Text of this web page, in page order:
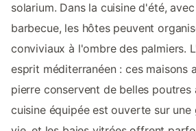
solarium. Dans la cuisine d'été,
barbecue, les hôtes peuvent
conviviaux à l'ombre des palmiers.
esprit méditerranéen : ces maisons
pierre conservent de belles poutres
cuisine équipée est ouverte sur une